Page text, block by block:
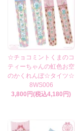
☆チョコミントくまのコ
ティーちゃんの虹色お空
のかくれんぼ☆タイツ☆
8WS006
3,800円(税込4,180円)